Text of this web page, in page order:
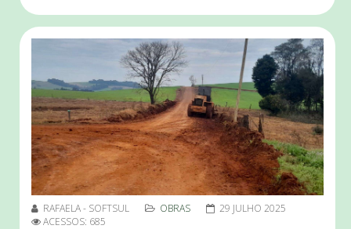
RAFAELA - SOFTSUL OBRAS
29 JULHO 2025
ACESSOS: 685